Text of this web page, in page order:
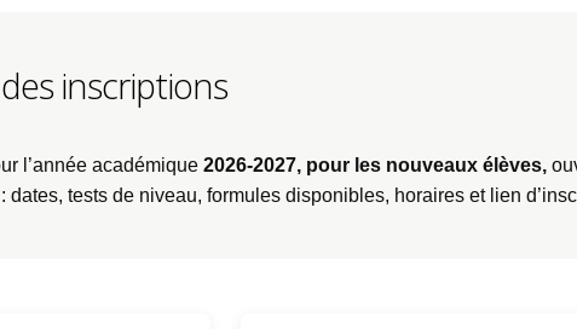
inscriptions
l’année académique 2026-2027, pour les nouveaux élèves,
dates, tests de niveau, formules disponibles, horaires et lien